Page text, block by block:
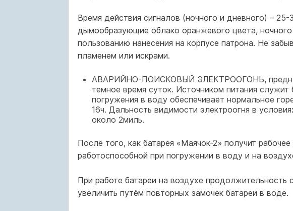
Время действия сигналов (ночного и дневного) – 25-
дымообразующие облако оранжевого цвета,
пользованию нанесения на корпусе патрона. Не
пламенем или искрами.
АВАРИЙНО-ПОИСКОВЫЙ ЭЛЕКТРООГОНЬ,
темное время суток. Источником питания служит
погружения в воду обеспечивает нормальное
16ч. Дальность видимости электроогня в
около 2миль.
После того, как батарея «Маячок-2» получит
работоспособной при погружении в воду и на
При работе батареи на воздухе продолжительность
увеличить путём повторных замочек батареи в воде.